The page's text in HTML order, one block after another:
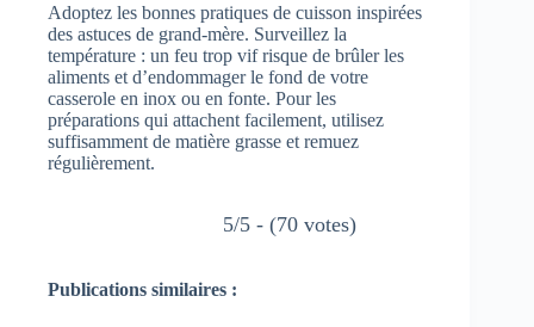
Adoptez les bonnes pratiques de cuisson inspirées
des astuces de grand-mère. Surveillez la
température : un feu trop vif risque de brûler les
aliments et d’endommager le fond de votre
casserole en inox ou en fonte. Pour les
préparations qui attachent facilement, utilisez
suffisamment de matière grasse et remuez
régulièrement.
5/5 - (70 votes)
Publications similaires :